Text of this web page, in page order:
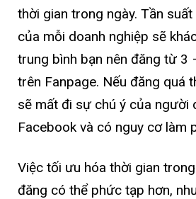
thời gian trong ngày. Tần
của mỗi doanh nghiệp sẽ
trung bình bạn nên đăng từ 3
trên Fanpage. Nếu đăng quá
sẽ mất đi sự chú ý của người
Facebook và có nguy cơ làm
Việc tối ưu hóa thời gian
đăng có thể phức tạp hơn,